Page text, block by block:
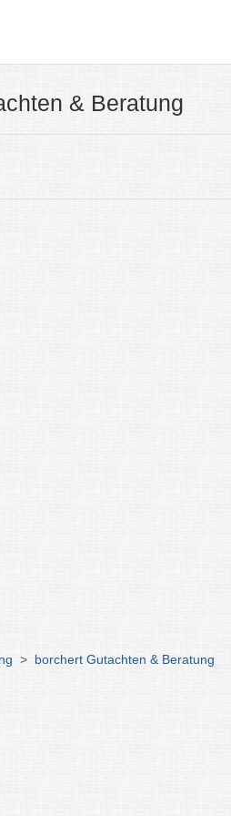
& Beratung
> borchert Gutachten & Beratung